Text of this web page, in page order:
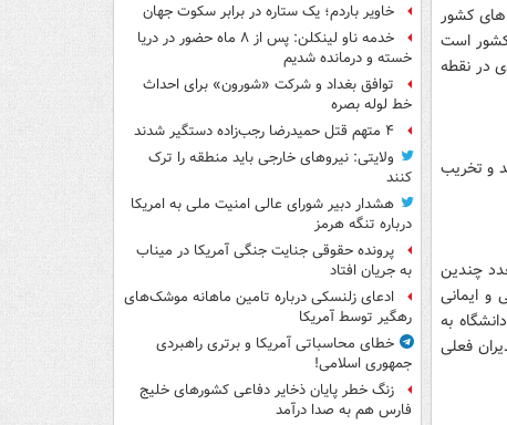
های کشور
کشور است
در نقطه
و تخریب
چندین
و ایمانی
به
فعلی
خاویر باردم؛ یک ستاره در برابر سکوت جهان
خدمه ناو لینکلن: پس از ۸ ماه حضور در دریا
خسته و درمانده‌ شدیم
توافق بغداد و شرکت «شورون» برای احداث
خط لوله بصره
۴ متهم قتل حمیدرضا رجب‌زاده دستگیر شدند
ولایتی: نیروهای خارجی باید منطقه را ترک
کنند
هشدار دبیر شورای عالی امنیت ملی به امریکا
درباره تنگه هرمز
پرونده حقوقی جنایت جنگی آمریکا در میناب
به جریان افتاد
ادعای زلنسکی درباره تامین ماهانه موشک‌های
رهگیر توسط آمریکا
خطای محاسباتی آمریکا و برتری راهبردی
جمهوری اسلامی!
زنگ خطر پایان ذخایر دفاعی کشورهای خلیج
فارس هم به صدا درآمد